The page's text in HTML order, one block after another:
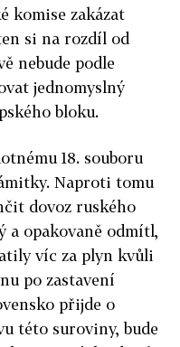
komise zakázat
si na rozdíl od
nebude podle
jednomyslný
bloku.
18. souboru
Naproti tomu
dovoz ruského
a opakovaně odmítl,
víc za plyn kvůli
po zastavení
přijde o
této suroviny, bude